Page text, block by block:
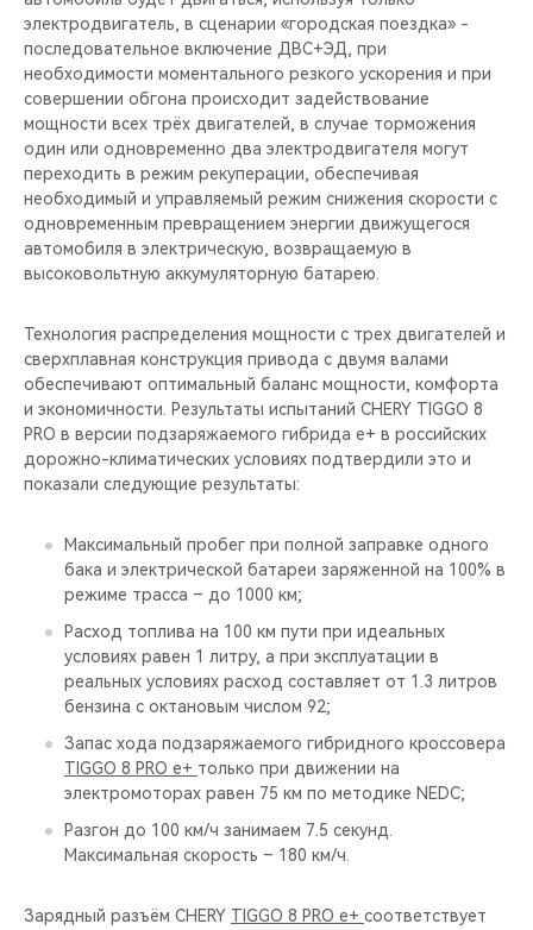
электродвигатель, в сценарии «городская поездка» -
последовательное включение ДВС+ЭД, при
необходимости моментального резкого ускорения и при
совершении обгона происходит задействование
мощности всех трёх двигателей, в случае торможения
один или одновременно два электродвигателя могут
переходить в режим рекуперации, обеспечивая
необходимый и управляемый режим снижения скорости с
одновременным превращением энергии движущегося
автомобиля в электрическую, возвращаемую в
высоковольтную аккумуляторную батарею.
Технология распределения мощности с трех двигателей и
сверхплавная конструкция привода с двумя валами
обеспечивают оптимальный баланс мощности, комфорта
и экономичности. Результаты испытаний CHERY TIGGO 8
PRO в версии подзаряжаемого гибрида e+ в российских
дорожно-климатических условиях подтвердили это и
показали следующие результаты:
Максимальный пробег при полной заправке одного
бака и электрической батареи заряженной на 100% в
режиме трасса – до 1000 км;
Расход топлива на 100 км пути при идеальных
условиях равен 1 литру, а при эксплуатации в
реальных условиях расход составляет от 1.3 литров
бензина с октановым числом 92;
Запас хода подзаряжаемого гибридного кроссовера
TIGGO 8 PRO e+ только при движении на
электромоторах равен 75 км по методике NEDC;
Разгон до 100 км/ч занимаем 7.5 секунд.
Максимальная скорость – 180 км/ч.
Зарядный разъём CHERY TIGGO 8 PRO e+ соответствует